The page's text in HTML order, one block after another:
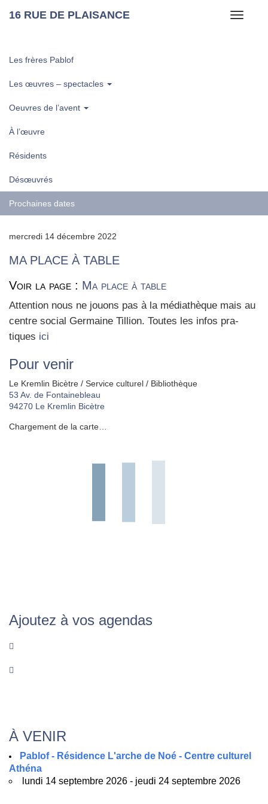
Toggle
16 RUE DE PLAISANCE
Les frères Pablof
Les œuvres – spectacles
Oeuvres de l’avent
À l’œuvre
Résidents
Désœuvrés
Prochaines dates
mercredi 14 décembre 2022
MA PLACE À TABLE
Voir la page : Ma place à table
Atten­tion nous ne jouons pas à la média­thèque mais au
centre social Ger­maine Til­lion. Toutes les infos pra­
tiques ici
Pour venir
Le Kremlin Bicètre / Service culturel / Bibliothèque
53 Av. de Fontainebleau
94270 Le Kremlin Bicètre
Chargement de la carte…
Ajoutez à vos agendas
À VENIR
Pablof - Résidence L'arche de Noé - Centre culturel
Athéna
lundi 14 septembre 2026 - jeudi 24 septembre 2026